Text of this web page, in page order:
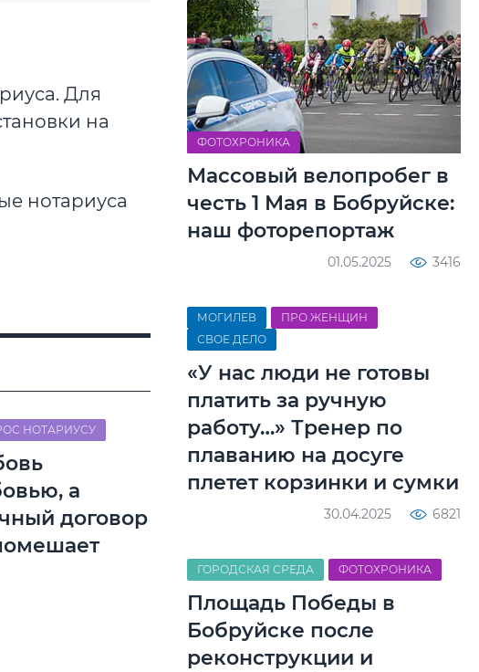
Для
на
нотариуса
НОТАРИУСУ
а
договор
ФОТОХРОНИКА
Массовый велопробег в
честь 1 Мая в Бобруйске:
наш фоторепортаж
01.05.2025 3416
МОГИЛЕВ
ПРО ЖЕНЩИН
СВОЕ ДЕЛО
«У нас люди не готовы
платить за ручную
работу…» Тренер по
плаванию на досуге
плетет корзинки и сумки
30.04.2025 6821
ГОРОДСКАЯ СРЕДА ФОТОХРОНИКА
Площадь Победы в
Бобруйске после
реконструкции и